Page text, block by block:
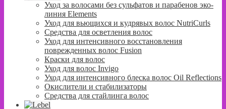
Уход за волосами без сульфатов и парабенов эко-
линия Elements
Уход для вьющихся и кудрявых волос NutriCurls
Средства для осветления волос
Уход для интенсивного восстановления
поврежденных волос Fusion
Краски для волос
Уход для волос Invigo
Уход для интенсивного блеска волос Oil Reflections
Окислители и стабилизаторы
Средства для стайлинга волос